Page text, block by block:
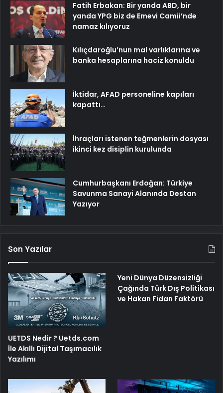
Fatih Erbakan: Bir yanda ABD, bir
yanda YPG biz de Emevi Camii’nde
namaz kılıyoruz
Kılıçdaroğlu’nun mal varlıklarına ve
banka hesaplarına haciz konuldu
İktidar, AFAD personeline kapıları
kapattı…
İhraçları istenen teğmenlerin dosyası
ikinci kez disiplin kurulunda
Cumhurbaşkanı Erdoğan: Türkiye
Savunma Sanayi Alanında Destan
Yazıyor
Son Yazılar
UETDS Nedir ? Uetds.com
İle Akıllı Dijital Taşımacılık
Yazılımı
Yeni Dünya Düzensizliği
Çağında Türk Dış Politikası
ve Hakan Fidan Faktörü